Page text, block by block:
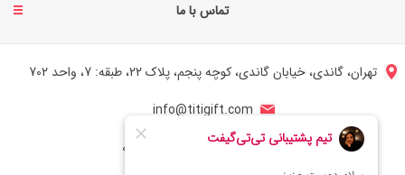
تماس با ما
تهران، گاندی، خیابان گاندی، کوچه پنجم، پلاک 22، طبقه: 7، واحد 702
info@titigift.com
شماره تماس ایران: 02166066403